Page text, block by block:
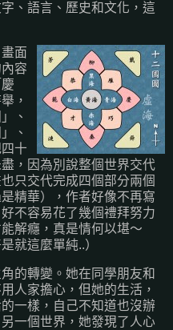
、語言、歷史和文化，這
面
容
，
、
、
十
，因為別說整個世界交代
只交代完成四個部分兩個
精華），作者好像不再寫
不容易花了幾個禮拜努力
解癮，真是情何以堪～
就這麼單純..）
的轉變。她在同學朋友和
人家擔心，但她的生活，
一樣，自己不知道也沒辦
一個世界，她發現了人心